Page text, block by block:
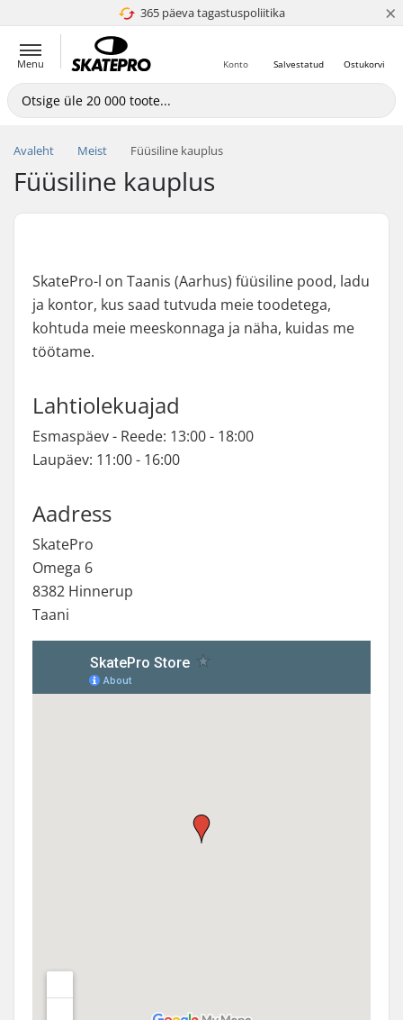
365 päeva tagastuspoliitika
4.8 paljaks 5 ×
Menu Ostukorvi
Salvestatud
Konto
Avaleht Meist Füüsiline kauplus
Füüsiline kauplus
SkatePro-l on Taanis (Aarhus) füüsiline pood, ladu
ja kontor, kus saad tutvuda meie toodetega,
kohtuda meie meeskonnaga ja näha, kuidas me
töötame.
Lahtiolekuajad
Esmaspäev - Reede: 13:00 - 18:00
Laupäev: 11:00 - 16:00
Aadress
SkatePro
Omega 6
8382 Hinnerup
Taani